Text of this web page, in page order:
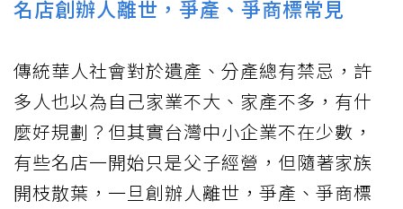
名店創辦人離世，爭產、爭商標常見
傳統華人社會對於遺產、分產總有禁忌，許
多人也以為自己家業不大、家產不多，有什
麼好規劃？但其實台灣中小企業不在少數，
有些名店一開始只是父子經營，但隨著家族
開枝散葉，一旦創辦人離世，爭產、爭商標